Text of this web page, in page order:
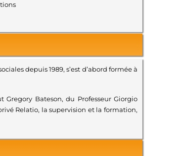
depuis 1989, s’est d’abord formée à
Bateson, du Professeur Giorgio
Relatio, la supervision et la formation,